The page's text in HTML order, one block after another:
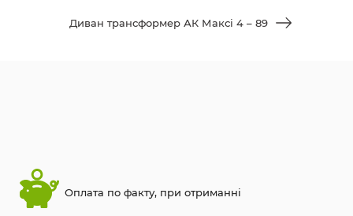
Диван трансформер АК Максі 4 – 89
Оплата по факту, при отриманні